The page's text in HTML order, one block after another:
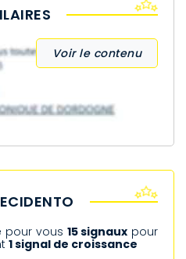
Voir le contenu
pour vous 15 signaux pour
1 signal de croissance